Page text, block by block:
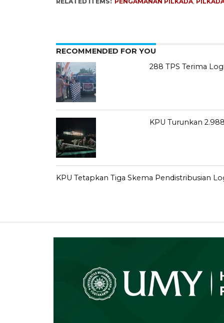
RECOMMENDED FOR YOU
288 TPS Terima
KPU Turunkan
KPU Tetapkan Tiga Skema Pendistribusian